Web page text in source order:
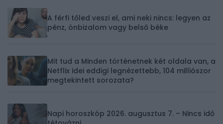
A férfi tőled veszi el, ami neki nincs: legyen az
pénz, önbizalom vagy belső béke
Mit tud a Minden történetnek két oldala van, a
Netflix idei eddigi legnézettebb, 104 milliószor
megtekintett sorozata?
Napi horoszkóp 2026. augusztus 7. – Nincs idő